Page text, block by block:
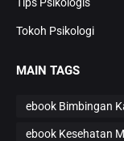
Tips Psikologis
Tokoh Psikologi
MAIN TAGS
ebook Bimbingan
ebook Kesehatan